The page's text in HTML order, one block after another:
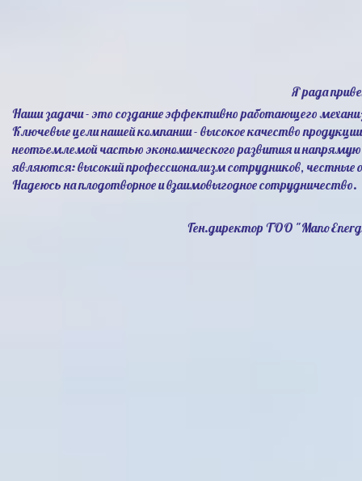
Я рада
Наши задачи - это создание эффективно работающего
Ключевые цели нашей компании - высокое качество
неотъемлемой частью экономического развития и
являются: высокий профессионализм сотрудников,
Надеюсь на плодотворное и взаимовыгодное сотрудничество.
Ген.директор ТОО